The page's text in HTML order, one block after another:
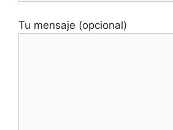
Tu mensaje (opcional)